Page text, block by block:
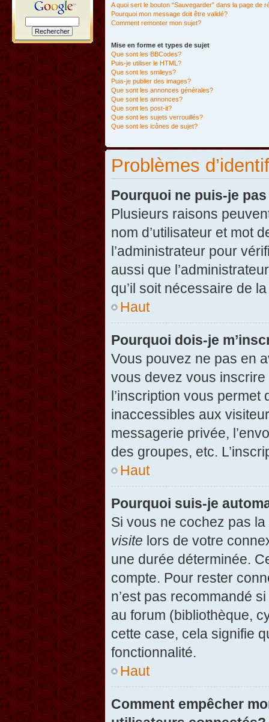
A quoi sert le bouton “Sauvegarder” dans la page de
Pourquoi mon message doit être validé?
Comment remonter mon sujet?
Mise en forme et types de sujet
Que sont les BBCodes?
Puis-je utiliser le HTML?
Que sont les smileys?
Puis-je publier des images?
Que sont les annonces générales?
Que sont les annonces?
Que sont les post-it?
Que sont les sujets verrouillés?
Que sont les icônes de sujet?
Problèmes
Pourquoi ne puis-je
Plusieurs raisons
nom d’utilisateur et mot
l’administrateur pour
aussi que
qu’il soit nécessaire de
Haut
Pourquoi dois-je
Vous pouvez ne pas en
vous devez vous
l’inscription vous
inaccessibles aux
messagerie privée,
des groupes, etc.
Haut
Pourquoi suis-je
Si vous ne cochez pas
visite lors de votre
une durée déterminée.
compte. Pour rester
n’est pas recommandé
au forum (bibliothèque,
cette case, cela signifie
fonctionnalité.
Haut
Comment empêcher